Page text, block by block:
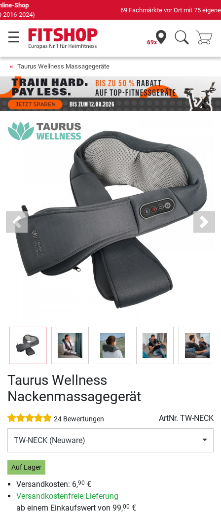
69 Fachmärkte vor Ort mit 75 eigenen Servicetechnikern
69x
Taurus Wellness Massagegeräte
Previous Next
Taurus Wellness
Nackenmassagegerät
24 Bewertungen ArtNr. TW-NECK
TW-NECK (Neuware)
Auf Lager
Versandkosten: 6,90 €
Versandkostenfreie Lieferung
ab einem Einkaufswert von 99,00 €